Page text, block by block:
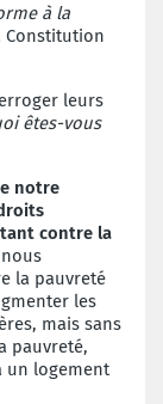
à la
leurs
êtes-vous
notre
contre la
la pauvreté
les
mais sans
pauvreté,
un logement